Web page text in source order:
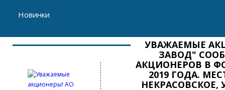
Новинки
УВАЖАЕМЫЕ
ЗАВОД"
АКЦИОНЕРОВ В
2019 ГОДА.
НЕКРАСОВСКОЕ,